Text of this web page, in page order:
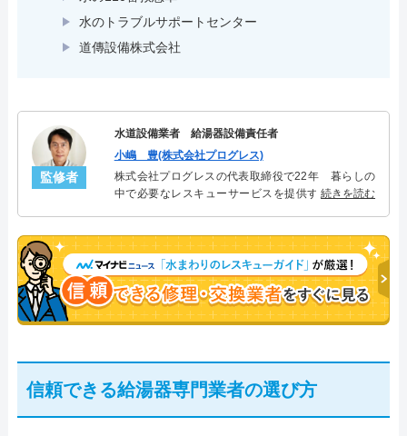
水のトラブルサポートセンター
道傳設備株式会社
監修者
水道設備業者 給湯器設備責任者
小嶋 豊(株式会社プログレス)
株式会社プログレスの代表取締役で22年 暮らしの
中で必要なレスキューサービスを提供する株式会社
決。多くのお客様に信頼される「給湯器」のスペシ
ャリスト。
続きを読む
信頼できる給湯器専門業者の選び方